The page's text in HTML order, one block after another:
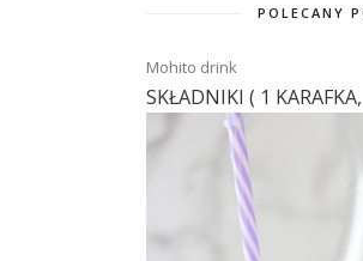
POLECANY
Mohito drink
SKŁADNIKI ( 1